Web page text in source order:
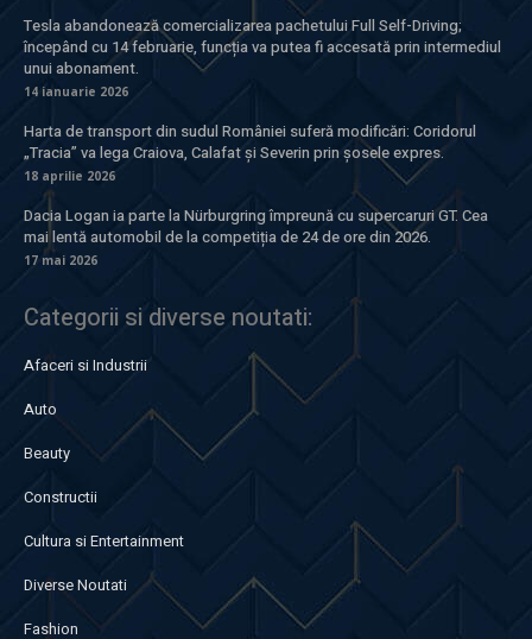
Tesla abandonează comercializarea pachetului Full Self-Driving;
începând cu 14 februarie, funcția va putea fi accesată prin intermediul
unui abonament.
14 ianuarie 2026
Harta de transport din sudul României suferă modificări: Coridorul
„Tracia” va lega Craiova, Calafat și Severin prin șosele expres.
18 aprilie 2026
Dacia Logan ia parte la Nürburgring împreună cu supercaruri GT. Cea
mai lentă automobil de la competiția de 24 de ore din 2026.
17 mai 2026
Categorii si diverse noutati:
Afaceri si Industrii
Auto
Beauty
Constructii
Cultura si Entertainment
Diverse Noutati
Fashion